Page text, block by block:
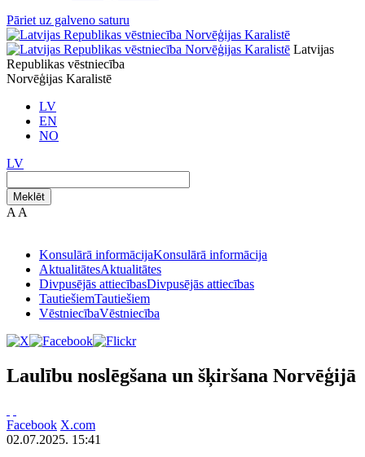
Pāriet uz galveno saturu
Latvijas
Republikas vēstniecība
Norvēģijas Karalistē
LV
EN
NO
LV
Meklēt
A A
Konsulārā informācijaKonsulārā informācija
AktualitātesAktualitātes
Divpusējās attiecībasDivpusējās attiecības
TautiešiemTautiešiem
VēstniecībaVēstniecība
Laulību noslēgšana un šķiršana Norvēģijā
Facebook X.com
02.07.2025. 15:41